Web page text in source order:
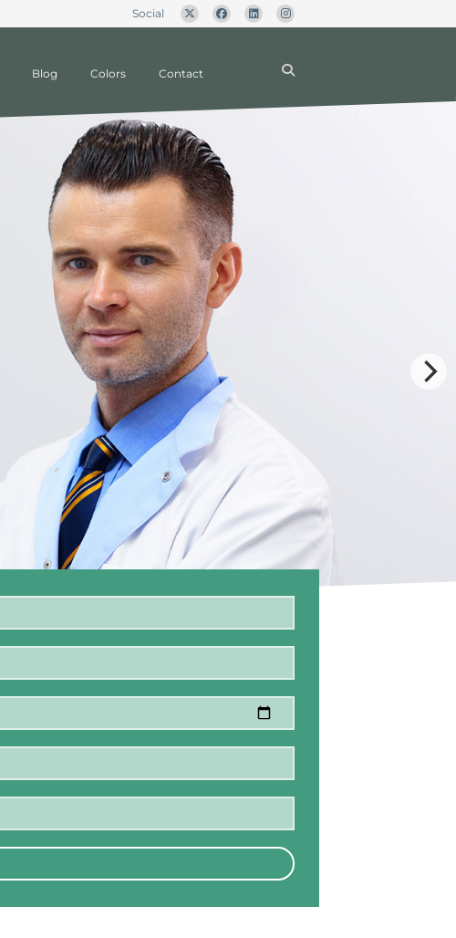
Social
Blog Colors Contact